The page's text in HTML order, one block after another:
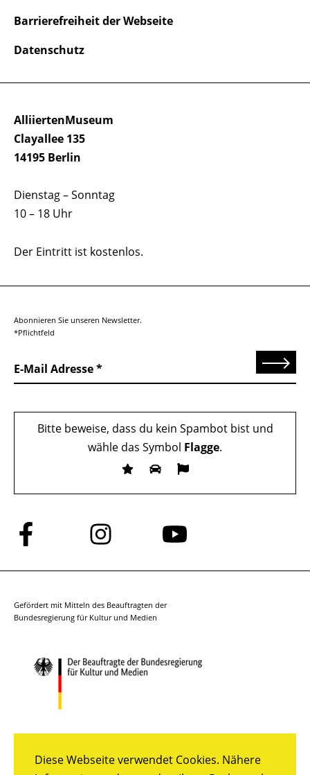
Diese Webseite verwendet Cookies. Nähere
AlliiertenMuseum
Clayallee 135
14195 Berlin
Dienstag – Sonntag
10 – 18 Uhr
Der Eintritt ist kostenlos.
Barrierefreiheit der Webseite
Datenschutz
Abonnieren Sie unseren Newsletter.
*Pflichtfeld
E-Mail Adresse Senden
Bitte beweise, dass du kein Spambot bist und
wähle das Symbol Flagge.
Folge
uns
auf
Folge
uns
auf
Folge
auf
Gefördert mit Mitteln des Beauftragten der
Bundesregierung für Kultur und Medien